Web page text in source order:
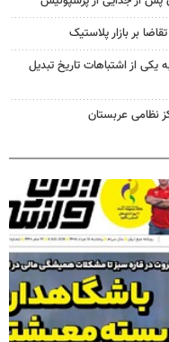
بر بازار پلاستیک
از اشتباهات تاریخ تبدیل
نظامی عربستان